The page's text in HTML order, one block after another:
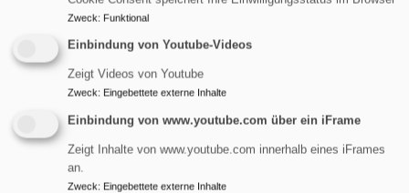
Mitnahme aus.
Das Redaktionsteam für
Gemeindebrief und
Internetauftritt
Wir treffen uns vierteljährig ungefähr 6 Wochen vor dem
Erscheinen des neuen Gemeindebriefes und planen die
neue Ausgabe, diskutieren Schwerpunkte, Themen und
Zweck: Funktional
Einbindung von Youtube-Videos
Zeigt Videos von Youtube
Zweck: Eingebettete externe Inhalte
Einbindung von www.youtube.com über ein iFrame
Zeigt Inhalte von www.youtube.com innerhalb eines iFrames
an.
Zweck: Eingebettete externe Inhalte